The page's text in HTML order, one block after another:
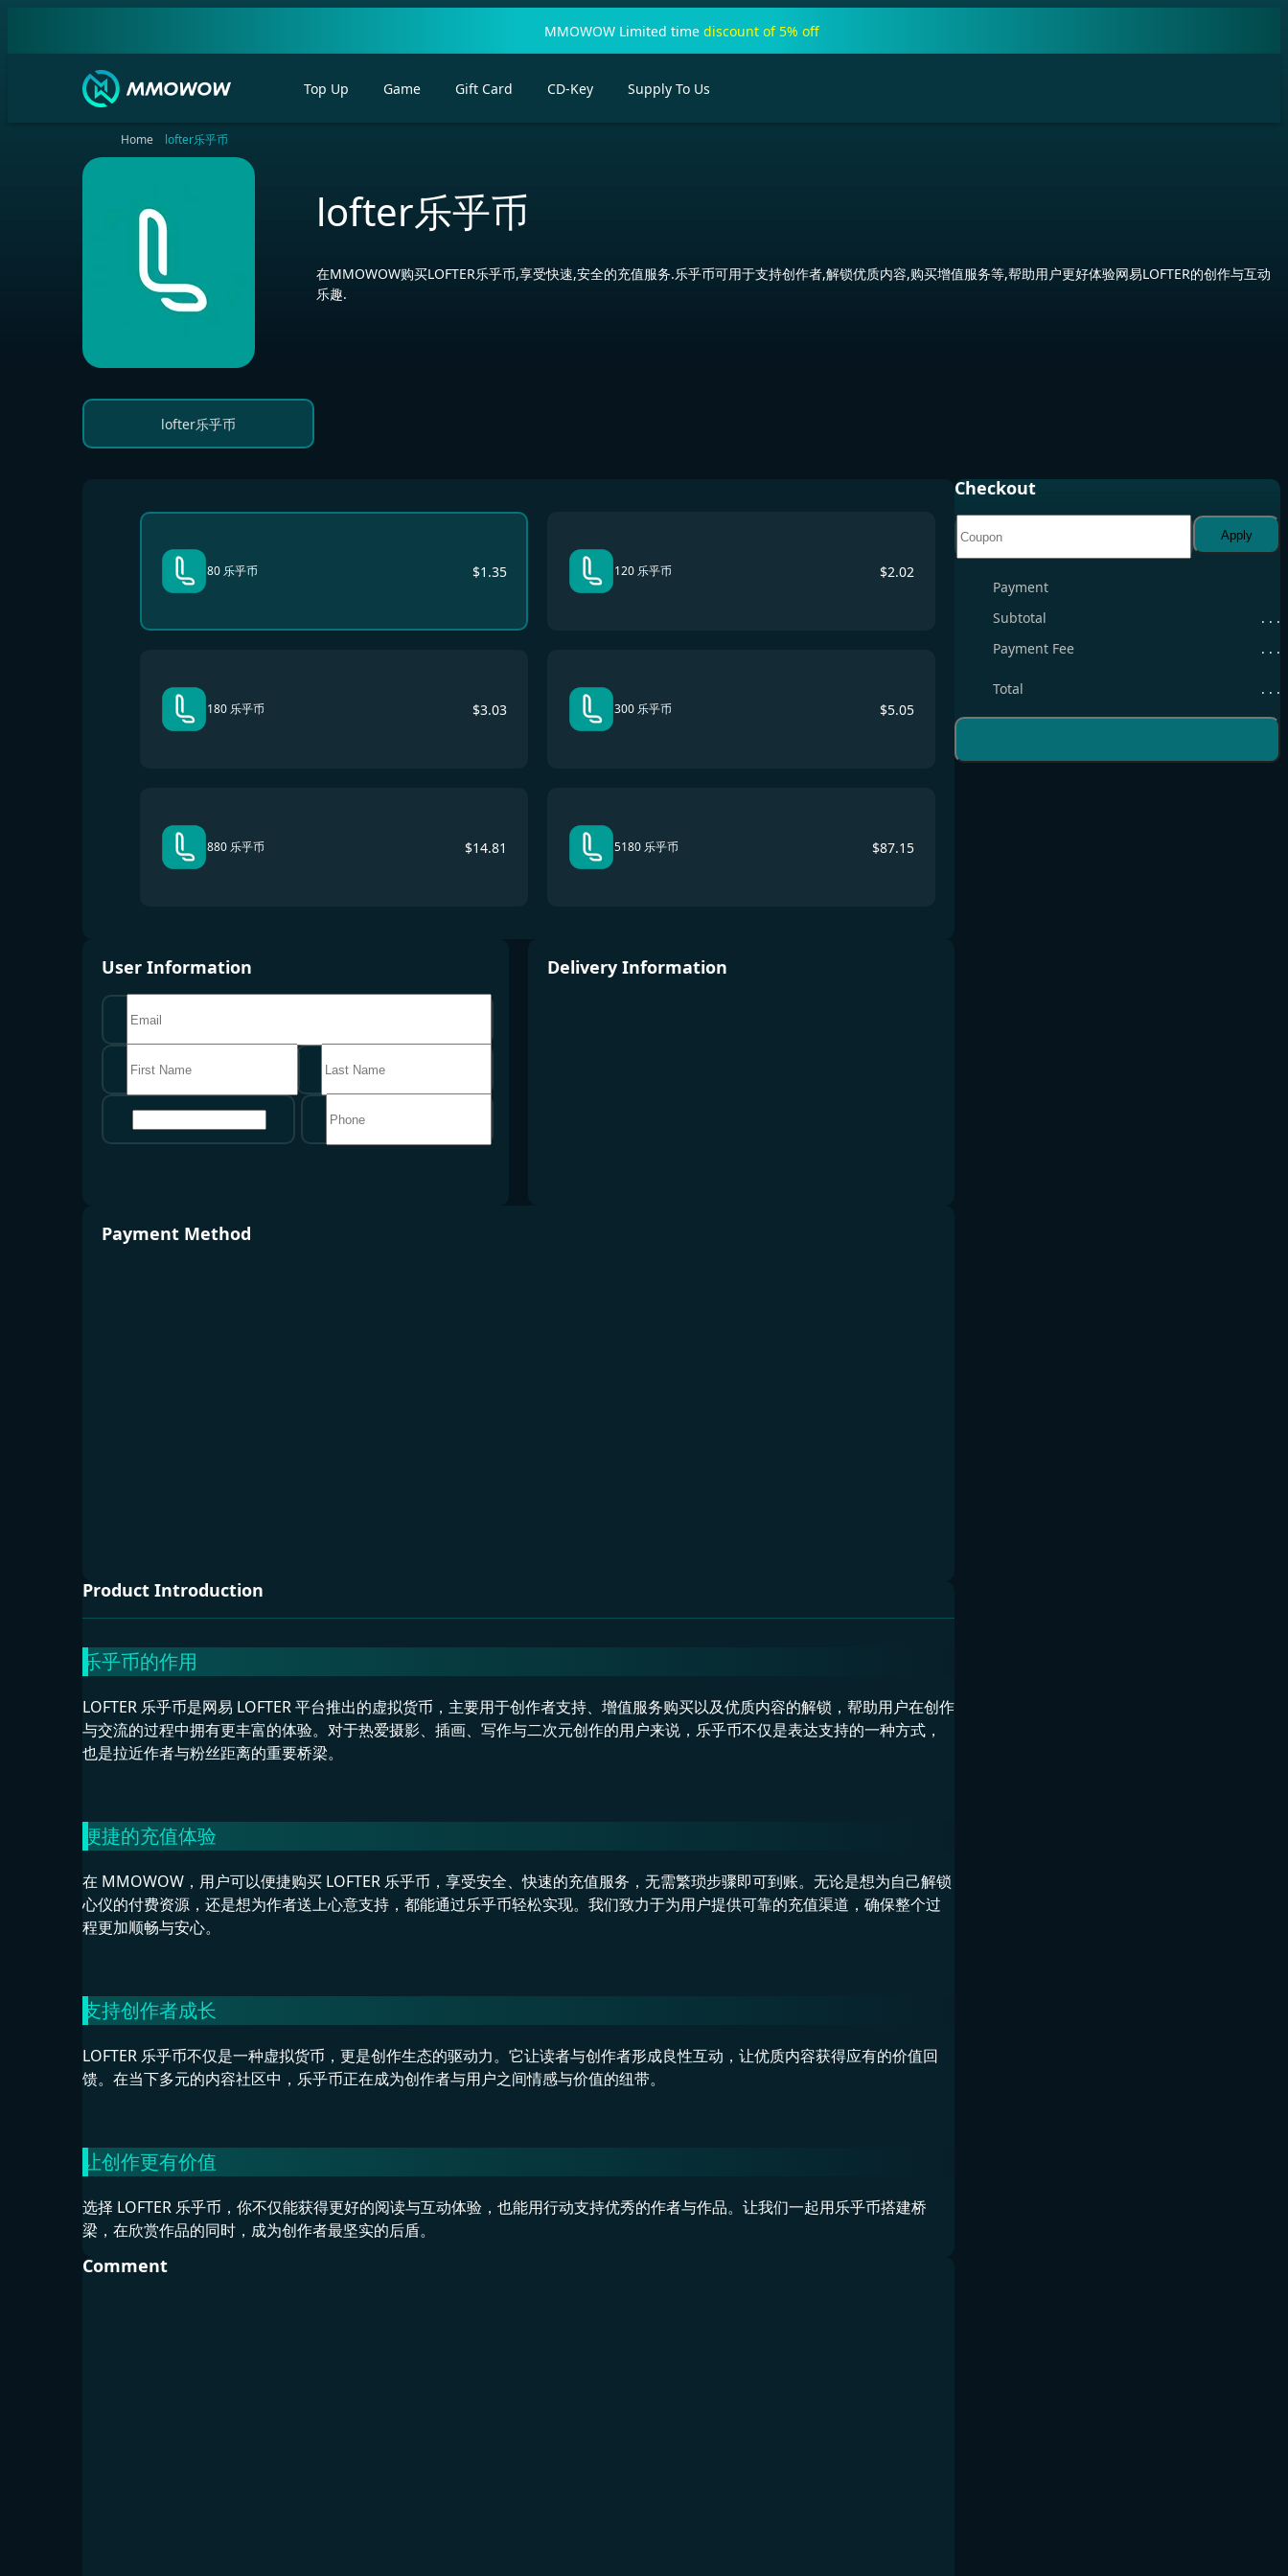
MMOWOW Limited time discount of 5% off
Top Up Game Gift Card CD-Key Supply To Us
Home lofter乐乎币
lofter乐乎币
在MMOWOW购买LOFTER乐乎币,享受快速,安全的充值服务.乐乎币可用于支持创作者,解锁优质内容,购买增值服务等,帮助用户更好体验网易LOFTER的创作与互动
乐趣.
lofter乐乎币
80 乐乎币 $1.35 120 乐乎币 $2.02
180 乐乎币 $3.03 300 乐乎币 $5.05
880 乐乎币 $14.81 5180 乐乎币 $87.15
User Information Delivery Information
Payment Method
Product Introduction
乐乎币的作用
LOFTER 乐乎币是网易 LOFTER 平台推出的虚拟货币，主要用于创作者支持、增值服务购买以及优质内容的解锁，帮助用户在创作
与交流的过程中拥有更丰富的体验。对于热爱摄影、插画、写作与二次元创作的用户来说，乐乎币不仅是表达支持的一种方式，
也是拉近作者与粉丝距离的重要桥梁。
便捷的充值体验
在 MMOWOW，用户可以便捷购买 LOFTER 乐乎币，享受安全、快速的充值服务，无需繁琐步骤即可到账。无论是想为自己解锁
心仪的付费资源，还是想为作者送上心意支持，都能通过乐乎币轻松实现。我们致力于为用户提供可靠的充值渠道，确保整个过
程更加顺畅与安心。
支持创作者成长
LOFTER 乐乎币不仅是一种虚拟货币，更是创作生态的驱动力。它让读者与创作者形成良性互动，让优质内容获得应有的价值回
馈。在当下多元的内容社区中，乐乎币正在成为创作者与用户之间情感与价值的纽带。
让创作更有价值
选择 LOFTER 乐乎币，你不仅能获得更好的阅读与互动体验，也能用行动支持优秀的作者与作品。让我们一起用乐乎币搭建桥
梁，在欣赏作品的同时，成为创作者最坚实的后盾。
Comment
Checkout
Apply
Payment
Subtotal
. . .
Payment Fee
. . .
Total . . .